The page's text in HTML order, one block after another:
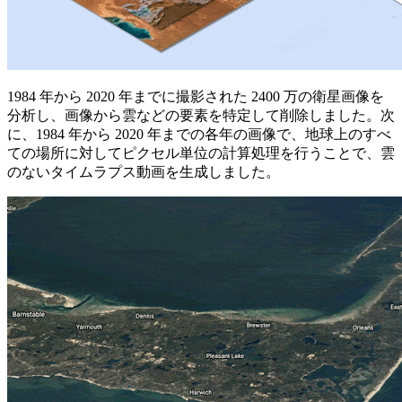
1984 年から 2020 年までに撮影された 2400 万の衛星画像を
分析し、画像から雲などの要素を特定して削除しました。次
に、1984 年から 2020 年までの各年の画像で、地球上のすべ
ての場所に対してピクセル単位の計算処理を行うことで、雲
のないタイムラプス動画を生成しました。